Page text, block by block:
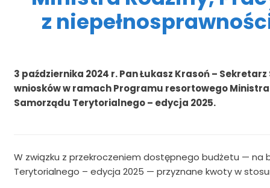
z
3 października 2024 r. Pan Łukasz Krasoń –
wniosków w ramach Programu resortowego Ministra
Samorządu Terytorialnego – edycja 2025.
W związku z przekroczeniem dostępnego budżetu — na
Terytorialnego – edycja 2025 — przyznane kwoty w